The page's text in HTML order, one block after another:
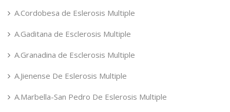
A.Cordobesa de Eslerosis Multiple
A.Gaditana de Esclerosis Multiple
A.Granadina de Esclerosis Multiple
A.Jienense De Eslerosis Multiple
A.Marbella-San Pedro De Eslerosis Multiple